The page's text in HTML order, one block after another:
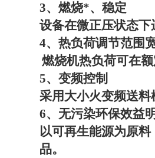
3、燃烧*、稳定
设备在微正压状态下
4、热负荷调节范围
燃烧机热负荷可在
5、变频控制
采用大小火变频送料
6、无污染环保效益
以可再生能源为原
品。